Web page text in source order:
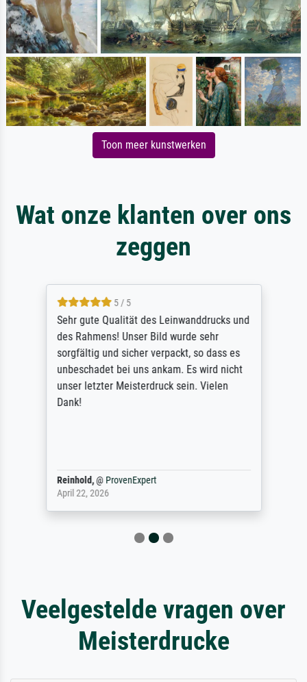
Toon meer kunstwerken
Wat onze klanten over ons
zeggen
5 / 5
Sehr gute Qualität des Leinwanddrucks und
des Rahmens! Unser Bild wurde sehr
sorgfältig und sicher verpackt, so dass es
unbeschadet bei uns ankam. Es wird nicht
unser letzter Meisterdruck sein. Vielen
Dank!
Reinhold,@ ProvenExpert
April 22, 2026
Veelgestelde vragen over
Meisterdrucke